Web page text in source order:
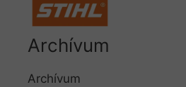
Archívum
Archívum